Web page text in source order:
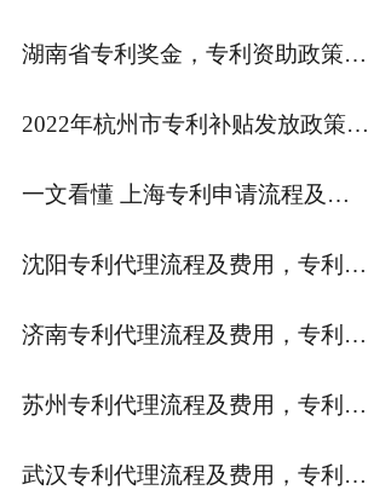
湖南省专利奖金，专利资助政策汇总
2022年杭州市专利补贴发放政策一览
一文看懂 上海专利申请流程及费用，资助补贴政策
沈阳专利代理流程及费用，专利资助补贴政策
济南专利代理流程及费用，专利资助补贴政策
苏州专利代理流程及费用，专利资助补贴政策
武汉专利代理流程及费用，专利资助补贴政策